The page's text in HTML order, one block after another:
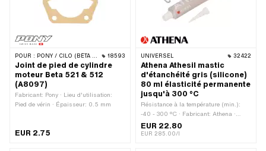
POUR : PONY / CILO (BÊTA 521 & 512) 18593
Joint de pied de cylindre
moteur Beta 521 & 512
(A8097)
Fabricant: Pony · Lieu d'utilisation:
Pied de vérin · Épaisseur: 0.5 mm
EUR 2.75
UNIVERSEL 32422
Athena Athesil mastic
d'étanchéité gris (silicone)
80 ml élasticité permanente
jusqu'à 300 °C
Résistance à la température (min.):
-40 - 300 °C · Fabricant: Athena ·
Matériau: Silicone · Contenu: 80 ml ·
Couleur: gris · Champ d'application:
EUR 22.80
EUR 285.00/l